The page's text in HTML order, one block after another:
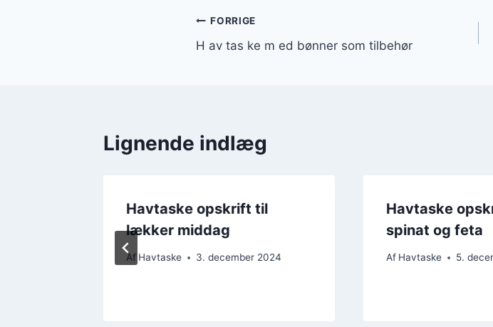
Indlægsnavigation
FORRIGE
H av tas ke m ed bønner som tilbehør
Lignende indlæg
Havtaske opskrift til
lækker middag
Af Havtaske 3. december 2024
Havtaske
spinat og feta
Af Havtaske 5.